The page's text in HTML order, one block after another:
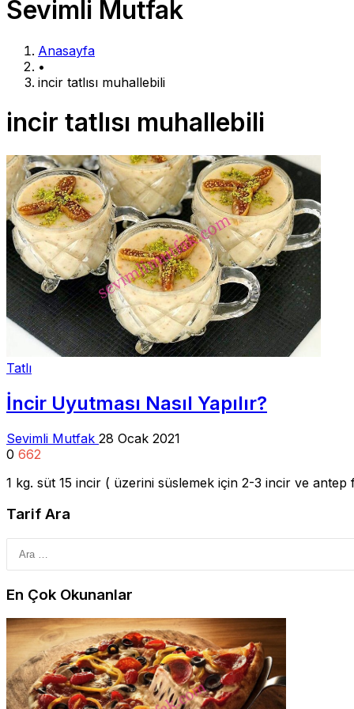
Sevimli Mutfak
Anasayfa
•
incir tatlısı muhallebili
incir tatlısı muhallebili
Tatlı
İncir Uyutması Nasıl Yapılır?
Sevimli Mutfak 28 Ocak 2021
0 662
1 kg. süt 15 incir ( üzerini süslemek için 2-3 incir ve antep
Tarif Ara
En Çok Okunanlar